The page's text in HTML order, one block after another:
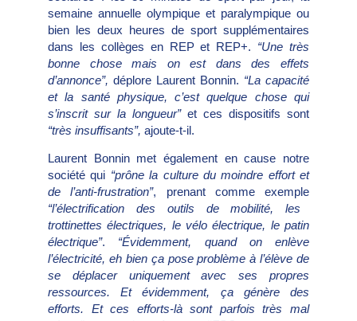
semaine annuelle olympique et paralympique ou
bien les deux heures de sport supplémentaires
dans les collèges en REP et REP+. “Une très
bonne chose mais on est dans des effets
d’annonce”, déplore Laurent Bonnin. “La capacité
et la santé physique, c’est quelque chose qui
s’inscrit sur la longueur” et ces dispositifs sont
“très insuffisants”, ajoute-t-il.
Laurent Bonnin met également en cause notre
société qui “prône la culture du moindre effort et
de l’anti-frustration”, prenant comme exemple
“l’électrification des outils de mobilité, les
trottinettes électriques, le vélo électrique, le patin
électrique”. “Évidemment, quand on enlève
l’électricité, eh bien ça pose problème à l’élève de
se déplacer uniquement avec ses propres
ressources. Et évidemment, ça génère des
efforts. Et ces efforts-là sont parfois très mal